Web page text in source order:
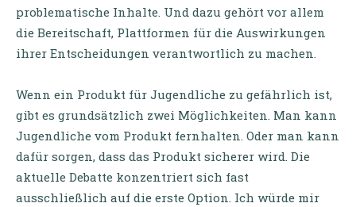
problematische Inhalte. Und dazu gehört vor allem
die Bereitschaft, Plattformen für die Auswirkungen
ihrer Entscheidungen verantwortlich zu machen.
Wenn ein Produkt für Jugendliche zu gefährlich ist,
gibt es grundsätzlich zwei Möglichkeiten. Man kann
Jugendliche vom Produkt fernhalten. Oder man kann
dafür sorgen, dass das Produkt sicherer wird. Die
aktuelle Debatte konzentriert sich fast
ausschließlich auf die erste Option. Ich würde mir